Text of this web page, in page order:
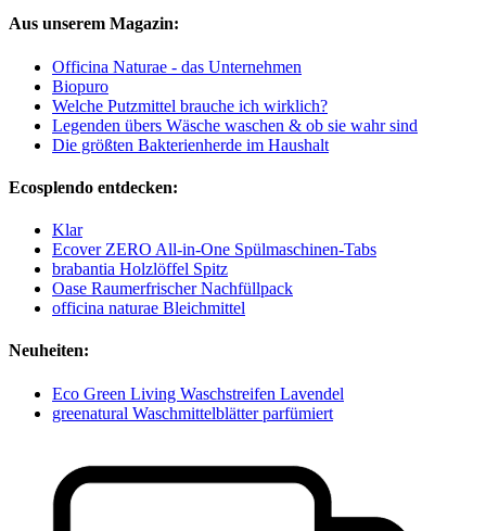
Aus unserem Magazin:
Officina Naturae - das Unternehmen
Biopuro
Welche Putzmittel brauche ich wirklich?
Legenden übers Wäsche waschen & ob sie wahr sind
Die größten Bakterienherde im Haushalt
Ecosplendo entdecken:
Klar
Ecover ZERO All-in-One Spülmaschinen-Tabs
brabantia Holzlöffel Spitz
Oase Raumerfrischer Nachfüllpack
officina naturae Bleichmittel
Neuheiten:
Eco Green Living Waschstreifen Lavendel
greenatural Waschmittelblätter parfümiert